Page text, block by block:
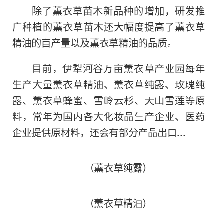
除了薰衣草苗木新品种的增加，研发推
广种植的薰衣草苗木还大幅度提高了薰衣草
精油的亩产量以及薰衣草精油的品质。
目前，伊犁河谷万亩薰衣草产业园每年
生产大量薰衣草精油、薰衣草纯露、玫瑰纯
露、薰衣草蜂蜜、雪岭云杉、天山雪莲等原
料，常年为国内各大化妆品生产企业、医药
企业提供原材料，还会有部分产品出口...
（薰衣草纯露）
（薰衣草精油）